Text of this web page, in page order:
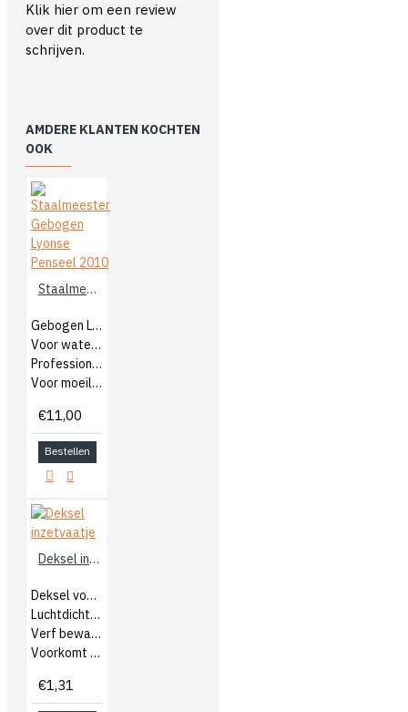
Klik hier om een review
over dit product te
schrijven.
AMDERE KLANTEN KOCHTEN
OOK
Staalmeester Gebogen Lyonse Penseel 2010
Gebogen Lyonse penseel
Voor watergedragen en terpentine
Professionele kwast
Voor moeilijk bereikbare plekken
€11,00
Bestellen
Deksel inzetvaatje
Deksel voor inzetvaatje
Luchtdicht afsluiten
Verf bewaren
Voorkomt doordroging
€1,31